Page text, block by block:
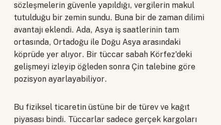
sözleşmelerin güvenle yapıldığı, vergilerin makul
tutulduğu bir zemin sundu. Buna bir de zaman dilimi
avantajı eklendi. Ada, Asya iş saatlerinin tam
ortasında, Ortadoğu ile Doğu Asya arasındaki
köprüde yer alıyor. Bir tüccar sabah Körfez'deki
gelişmeyi izleyip öğleden sonra Çin talebine göre
pozisyon ayarlayabiliyor.
Bu fiziksel ticaretin üstüne bir de türev ve kağıt
piyasası bindi. Tüccarlar sadece gerçek kargoları